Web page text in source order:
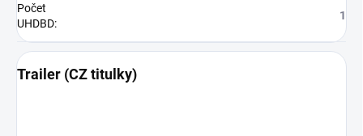
Počet
UHDBD:
1
Trailer (CZ titulky)